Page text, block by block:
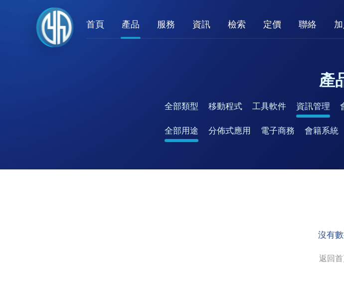
首頁 產品 服務 資訊 檢索 定價 聯絡
產
全部類型 移動程式 工具軟件 資訊管理
全部用途 分佈式應用 電子商務 會籍系統
沒有
返回